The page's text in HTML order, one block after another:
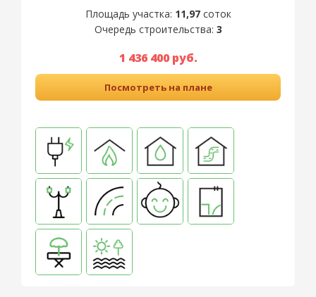
Площадь участка: 11,97соток
Очередь строительства: 3
1 436 400 руб.
Посмотреть на плане